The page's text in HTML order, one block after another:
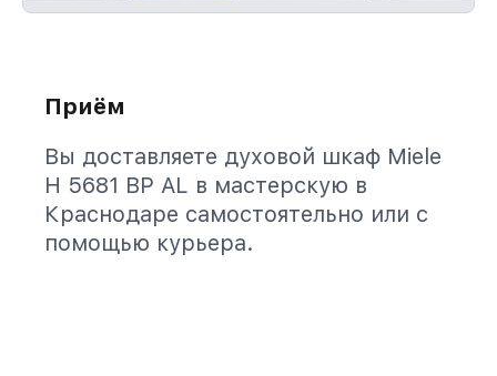
Приём
Вы доставляете духовой шкаф Miele
H 5681 BP AL в мастерскую в
Краснодаре самостоятельно или с
помощью курьера.